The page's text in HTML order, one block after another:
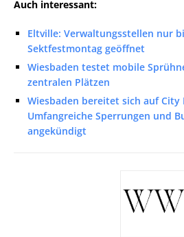
Auch interessant:
Eltville: Verwaltungsstellen nur
Sektfestmontag geöffnet
Wiesbaden testet mobile
zentralen Plätzen
Wiesbaden bereitet sich auf
Umfangreiche Sperrungen und
angekündigt